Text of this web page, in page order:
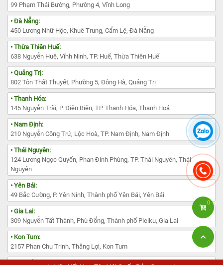
99 Phạm Thái Bường, Phường 4, Vĩnh Long
• Đà Nẵng:
450 Lương Nhữ Hộc, Khuê Trung, Cẩm Lệ, Đà Nẵng
• Thừa Thiên Huế:
638 Nguyễn Huệ, Vĩnh Ninh, TP. Huế, Thừa Thiên Huế
• Quảng Trị:
802 Tôn Thất Thuyết, Phường 5, Đông Hà, Quảng Trị
• Thanh Hóa:
145 Nguyễn Trãi, P. Điện Biên, TP. Thanh Hóa, Thanh Hoá
• Nam Định:
210 Nguyễn Công Trứ, Lộc Hoà, TP. Nam Định, Nam Định
• Thái Nguyên:
124 Lương Ngọc Quyến, Phan Đình Phùng, TP. Thái Nguyên, Thái
Nguyên
• Yên Bái:
49 Bắc Cường, P. Yên Ninh, Thành phố Yên Bái, Yên Bái
• Gia Lai:
309 Nguyễn Tất Thành, Phù Đổng, Thành phố Pleiku, Gia Lai
• Kon Tum:
2157 Phan Chu Trinh, Thắng Lợi, Kon Tum
0